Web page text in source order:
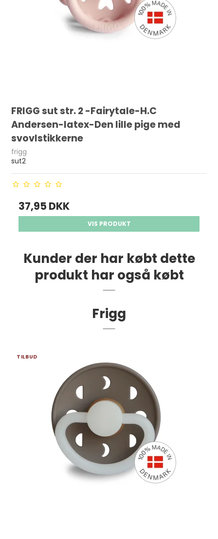
FRIGG sut str. 2 -Fairytale-H.C
Andersen-latex-Den lille pige med
svovlstikkerne
frigg
sut2
37,95 DKK
VIS PRODUKT
Kunder der har købt dette
produkt har også købt
Frigg
TILBUD